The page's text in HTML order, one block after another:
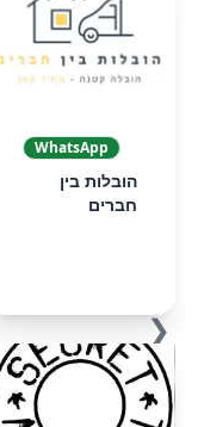
❮
WhatsApp
הובלות בין
חברים